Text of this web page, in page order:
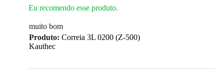
Eu recomendo esse produto.
muito bom
Produto: Correia 3L 0200 (Z-500)
Kauthec